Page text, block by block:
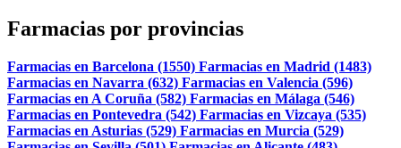
Farmacias por provincias
Farmacias en Barcelona (1550) Farmacias en Madrid (1483)
Farmacias en Navarra (632) Farmacias en Valencia (596)
Farmacias en A Coruña (582) Farmacias en Málaga (546)
Farmacias en Pontevedra (542) Farmacias en Vizcaya (535)
Farmacias en Asturias (529) Farmacias en Murcia (529)